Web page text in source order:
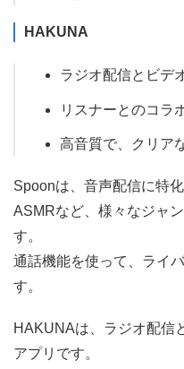
HAKUNA
ラジオ配信とビデ
リスナーとのコラ
高音質で、クリア
Spoonは、音声配信に特
ASMRなど、様々なジャ
す。
通話機能を使って、ライ
す。
HAKUNAは、ラジオ配信
アプリです。